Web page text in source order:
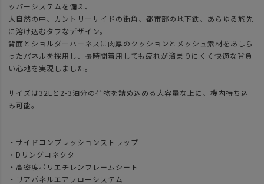
ッパーシステムを備え、
大自然の中、カントリーサイドの街角、都市部の地下鉄、あらゆる旅先
に溶け込むタフなデザイン。
背面とショルダーハーネスに肉厚のクッションとメッシュ素材をあしら
ったパネルを採用し、長時間着用しても疲れが溜まりにくく快適な背負
い心地を実現しました。
サイズは32Lと2-3泊分の荷物を詰め込める大容量な上に、機内持ち込
み可能。
・サイドコンプレッションストラップ
・Dリングコネクタ
・高密度ポリエチレンフレームシート
・リアパネルエアフローシステム